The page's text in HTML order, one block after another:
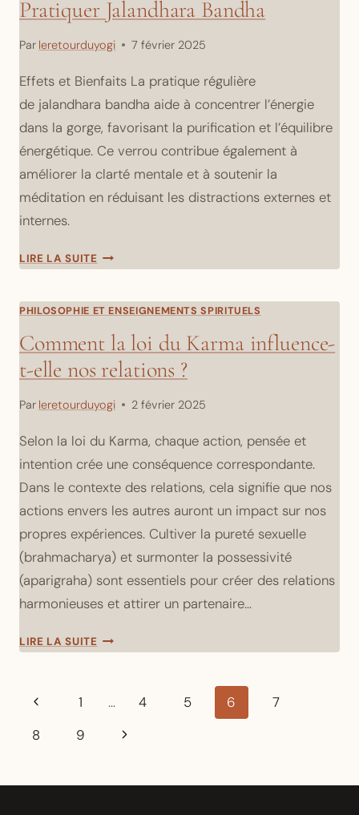
COMMENT
DÉCOUVRIR
Pratiquer Jalandhara Bandha
Par leretourduyogi 7 février 2025
Effets et Bienfaits La pratique régulière
de jalandhara bandha aide à concentrer l’énergie
dans la gorge, favorisant la purification et l’équilibre
énergétique. Ce verrou contribue également à
améliorer la clarté mentale et à soutenir la
méditation en réduisant les distractions externes et
internes.
LIRE LA SUITE PRATIQUER
JALANDHARA
PHILOSOPHIE ET ENSEIGNEMENTS SPIRITUELS
Comment la loi du Karma influence-
t-elle nos relations ?
Par leretourduyogi 2 février 2025
Selon la loi du Karma, chaque action, pensée et
intention crée une conséquence correspondante.
Dans le contexte des relations, cela signifie que nos
actions envers les autres auront un impact sur nos
propres expériences. Cultiver la pureté sexuelle
(brahmacharya) et surmonter la possessivité
(aparigraha) sont essentiels pour créer des relations
harmonieuses et attirer un partenaire…
LIRE LA SUITE COMMENT
LA
KARMA
INFLUENCE-
NOS
Navigation
de
Page
précédente
1 … 4 5 6
7
8
9
Page